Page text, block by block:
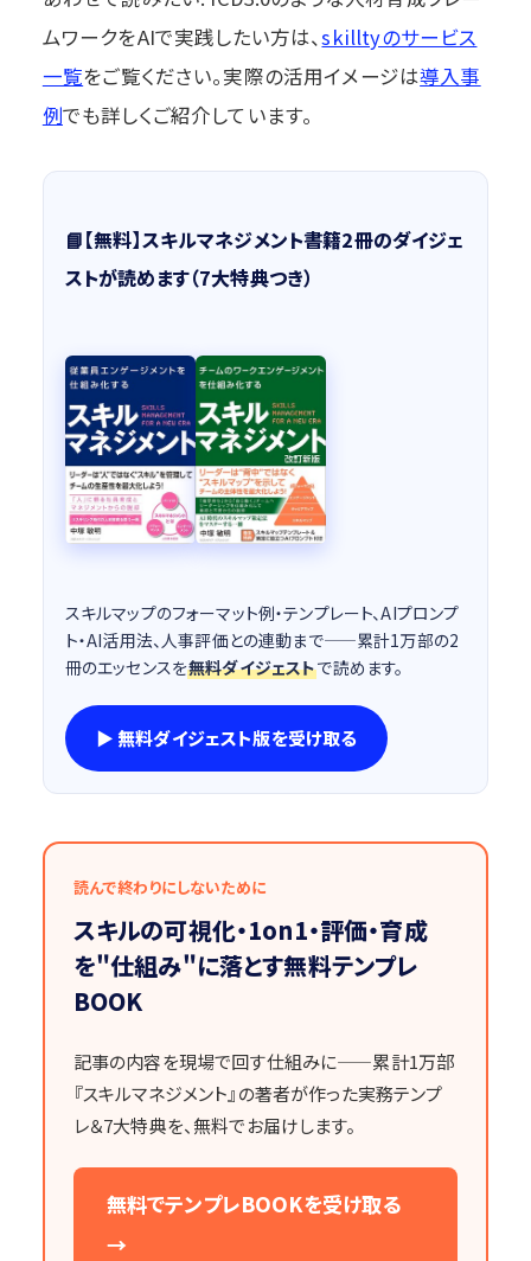
ムワークをAIで実践したい方は、skilltyのサービス
一覧をご覧ください。実際の活用イメージは導入事
例でも詳しくご紹介しています。
📘【無料】スキルマネジメント書籍2冊のダイジェ
ストが読めます（7大特典つき）
スキルマップのフォーマット例・テンプレート、AIプロンプ
ト・AI活用法、人事評価との連動まで——累計1万部の2
冊のエッセンスを無料ダイジェストで読めます。
▶ 無料ダイジェスト版を受け取る
読んで終わりにしないために
スキルの可視化・1on1・評価・育成
を"仕組み"に落とす無料テンプレ
BOOK
記事の内容を現場で回す仕組みに——累計1万部
『スキルマネジメント』の著者が作った実務テンプ
レ＆7大特典を、無料でお届けします。
無料でテンプレBOOKを受け取る
→